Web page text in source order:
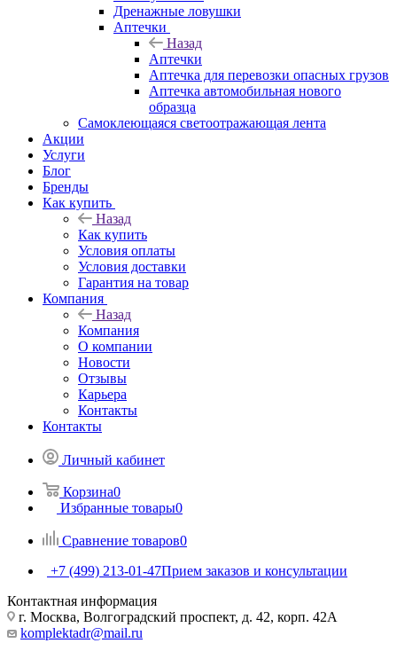
Дренажные ловушки
Аптечки
Назад
Аптечки
Аптечка для перевозки опасных грузов
Аптечка автомобильная нового
образца
Самоклеющаяся светоотражающая лента
Акции
Услуги
Блог
Бренды
Как купить
Назад
Как купить
Условия оплаты
Условия доставки
Гарантия на товар
Компания
Назад
Компания
О компании
Новости
Отзывы
Карьера
Контакты
Контакты
Личный кабинет
Корзина0
Избранные товары0
Сравнение товаров0
+7 (499) 213-01-47Прием заказов и консультации
Контактная информация
г. Москва, Волгоградский проспект, д. 42, корп. 42А
komplektadr@mail.ru